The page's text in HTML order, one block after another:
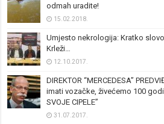
odmah uradite!
15.02.2018.
Umjesto nekrologija: Kratko
Krleži…
12.10.2017.
DIREKTOR “MERCEDESA”
imati vozačke, živećemo 100
SVOJE CIPELE”
31.07.2017.